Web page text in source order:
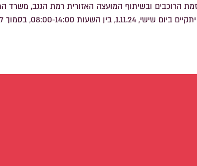
הרוכבים ובשיתוף המועצה האזורית רמת הנגב,
ומשרדי ממשלה נוספים, במטרה לשמור על